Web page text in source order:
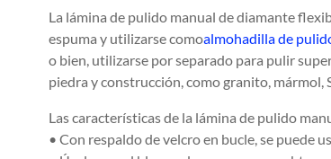
La lámina de pulido manual de diamante
espuma y utilizarse comoalmohadilla de
o bien, utilizarse por separado para pulir
piedra y construcción, como granito,
Las características de la lámina de pulido
• Con respaldo de velcro en bucle, se puede